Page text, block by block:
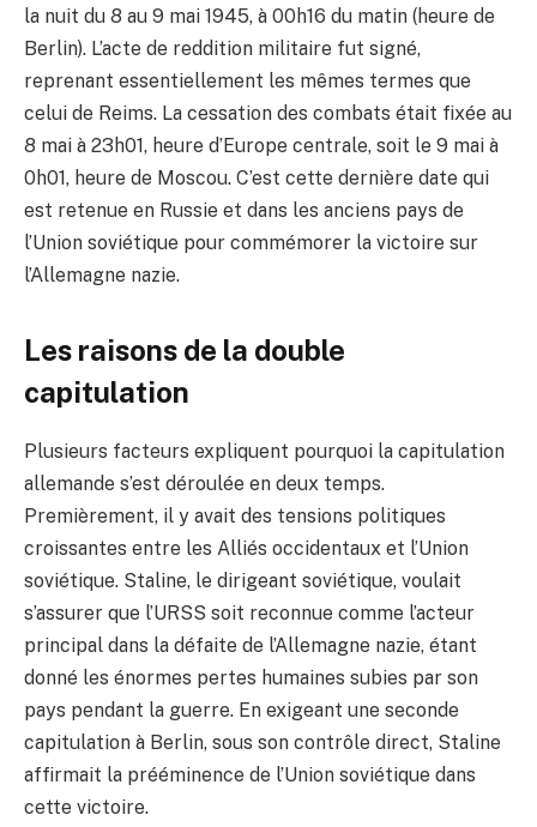
la nuit du 8 au 9 mai 1945, à 00h16 du matin (heure de
Berlin). L’acte de reddition militaire fut signé,
reprenant essentiellement les mêmes termes que
celui de Reims. La cessation des combats était fixée au
8 mai à 23h01, heure d’Europe centrale, soit le 9 mai à
0h01, heure de Moscou. C’est cette dernière date qui
est retenue en Russie et dans les anciens pays de
l’Union soviétique pour commémorer la victoire sur
l’Allemagne nazie.
Les raisons de la double
capitulation
Plusieurs facteurs expliquent pourquoi la capitulation
allemande s’est déroulée en deux temps.
Premièrement, il y avait des tensions politiques
croissantes entre les Alliés occidentaux et l’Union
soviétique. Staline, le dirigeant soviétique, voulait
s’assurer que l’URSS soit reconnue comme l’acteur
principal dans la défaite de l’Allemagne nazie, étant
donné les énormes pertes humaines subies par son
pays pendant la guerre. En exigeant une seconde
capitulation à Berlin, sous son contrôle direct, Staline
affirmait la prééminence de l’Union soviétique dans
cette victoire.